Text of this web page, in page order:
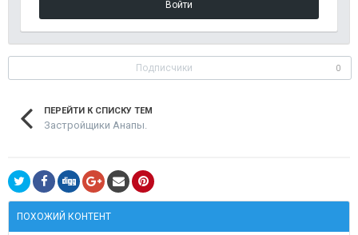
Войти
Подписчики 0
ПЕРЕЙТИ К СПИСКУ ТЕМ
Застройщики Анапы.
ПОХОЖИЙ КОНТЕНТ